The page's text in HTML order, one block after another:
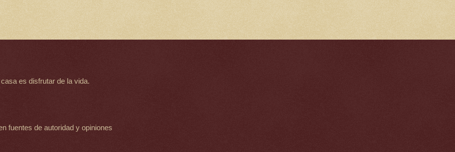
es disfrutar de la vida.
fuentes de autoridad y opiniones